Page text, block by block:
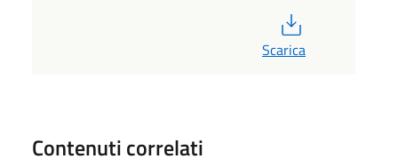
Scarica
Contenuti correlati